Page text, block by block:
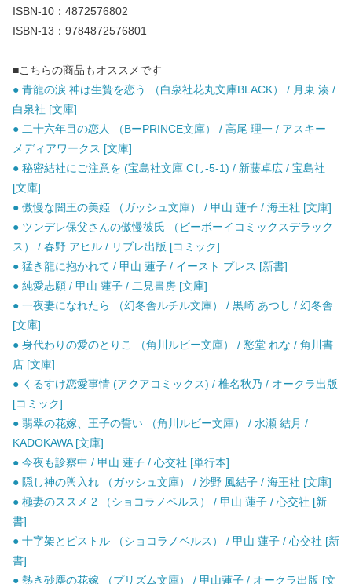
ISBN-10：4872576802
ISBN-13：9784872576801
■こちらの商品もオススメです
● 青龍の涙 神は生贄を恋う （白泉社花丸文庫BLACK） / 月東 湊 /
白泉社 [文庫]
● 二十六年目の恋人 （BーPRINCE文庫） / 高尾 理一 / アスキー
メディアワークス [文庫]
● 秘密結社にご注意を (宝島社文庫 Cし-5-1) / 新藤卓広 / 宝島社
[文庫]
● 傲慢な闇王の美姫 （ガッシュ文庫） / 甲山 蓮子 / 海王社 [文庫]
● ツンデレ保父さんの傲慢彼氏 （ビーボーイコミックスデラック
ス） / 春野 アヒル / リブレ出版 [コミック]
● 猛き龍に抱かれて / 甲山 蓮子 / イースト プレス [新書]
● 純愛志願 / 甲山 蓮子 / 二見書房 [文庫]
● 一夜妻になれたら （幻冬舎ルチル文庫） / 黒崎 あつし / 幻冬舎
[文庫]
● 身代わりの愛のとりこ （角川ルビー文庫） / 愁堂 れな / 角川書
店 [文庫]
● くるすけ恋愛事情 (アクアコミックス) / 椎名秋乃 / オークラ出版
[コミック]
● 翡翠の花嫁、王子の誓い （角川ルビー文庫） / 水瀬 結月 /
KADOKAWA [文庫]
● 今夜も診察中 / 甲山 蓮子 / 心交社 [単行本]
● 隠し神の輿入れ （ガッシュ文庫） / 沙野 風結子 / 海王社 [文庫]
● 極妻のススメ 2 （ショコラノベルス） / 甲山 蓮子 / 心交社 [新
書]
● 十字架とピストル （ショコラノベルス） / 甲山 蓮子 / 心交社 [新
書]
● 熱き砂塵の花嫁 （プリズム文庫） / 甲山蓮子 / オークラ出版 [文